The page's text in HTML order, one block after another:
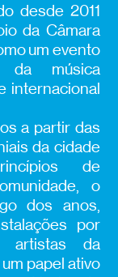
desde 2011
da Câmara
um evento
da música
internacional
a partir das
da cidade
de
o
dos anos,
por
artistas da
papel ativo